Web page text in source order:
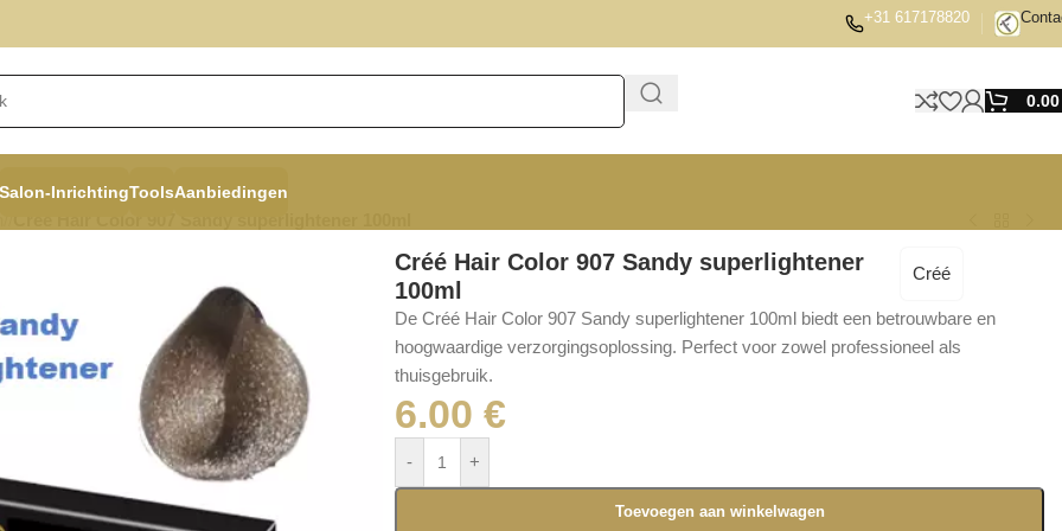
+31 617178820
Salon-InrichtingToolsAanbiedingen
Créé Hair Color 907 Sandy superlightener
100ml
Créé
De Créé Hair Color 907 Sandy superlightener 100ml biedt een betrouwbare en
hoogwaardige verzorgingsoplossing. Perfect voor zowel professioneel als
thuisgebruik.
6.00€
- +
Toevoegen aan winkelwagen